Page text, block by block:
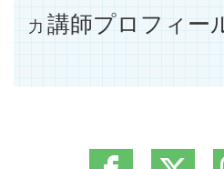
力 講師プロフィー